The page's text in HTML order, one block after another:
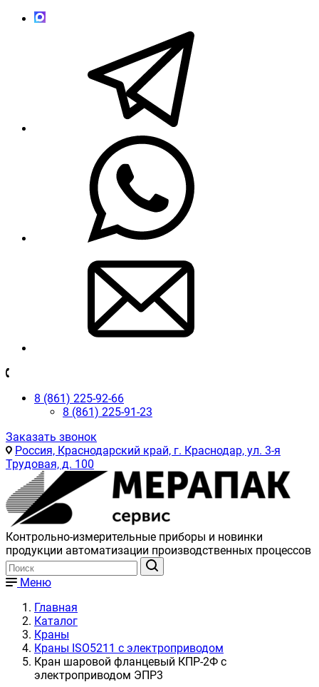
8 (861) 225-92-66
8 (861) 225-91-23
Заказать звонок
Россия, Краснодарский край, г. Краснодар, ул. 3-я
Трудовая, д. 100
Контрольно-измерительные приборы и новинки
продукции автоматизации производственных процессов
Меню
Главная
Каталог
Краны
Краны ISO5211 с электроприводом
Кран шаровой фланцевый КПР-2Ф с
электроприводом ЭПР3